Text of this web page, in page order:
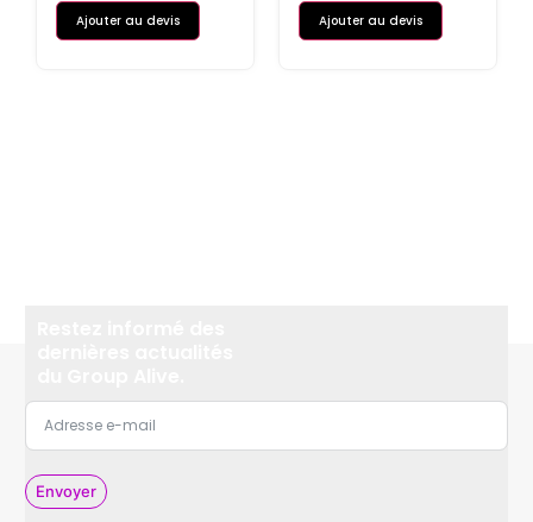
Ajouter au devis Ajouter au devis
Envoyer